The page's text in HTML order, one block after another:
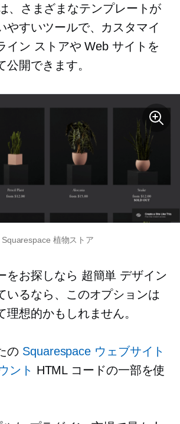
、さまざまなテンプレートが
やすいツールで、カスタマイ
イン ストアや Web サイトを
公開できます。
Squarespace 植物ストア
をお探しなら 超簡単 デザイン
いるなら、このオプションは
理想的かもしれません。
の Squarespace ウェブサイト
ント HTML コードの一部を使